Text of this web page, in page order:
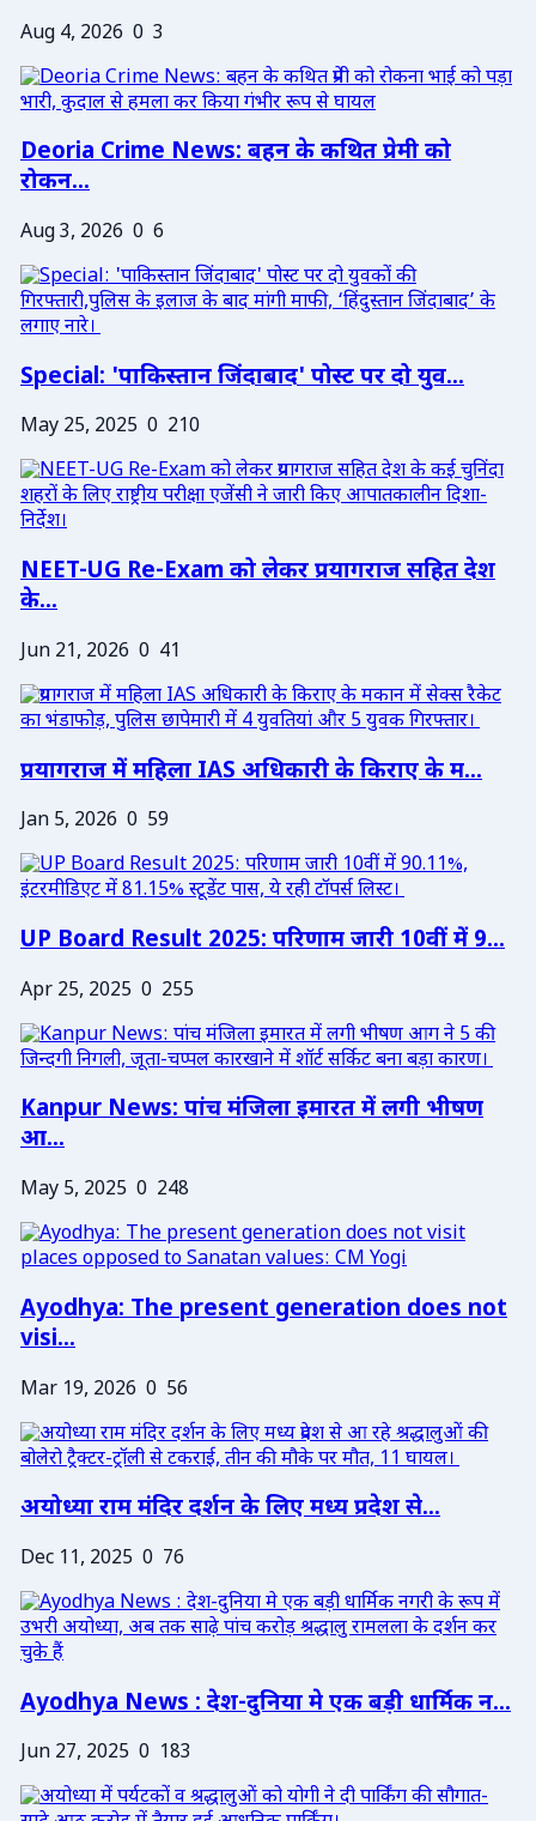
Aug 4, 2026 0 3
Deoria Crime News: बहन के कथित प्रेमी को
रोकन...
Aug 3, 2026 0 6
Special: 'पाकिस्तान जिंदाबाद' पोस्ट पर दो युव...
May 25, 2025 0 210
NEET-UG Re-Exam को लेकर प्रयागराज सहित देश
के...
Jun 21, 2026 0 41
प्रयागराज में महिला IAS अधिकारी के किराए के म...
Jan 5, 2026 0 59
UP Board Result 2025: परिणाम जारी 10वीं में 9...
Apr 25, 2025 0 255
Kanpur News: पांच मंजिला इमारत में लगी भीषण
आ...
May 5, 2025 0 248
Ayodhya: The present generation does not
visi...
Mar 19, 2026 0 56
अयोध्या राम मंदिर दर्शन के लिए मध्य प्रदेश से...
Dec 11, 2025 0 76
Ayodhya News : देश-दुनिया मे एक बड़ी धार्मिक न...
Jun 27, 2025 0 183